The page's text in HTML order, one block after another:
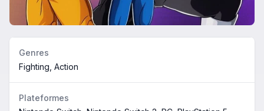
Genres
Fighting, Action
Plateformes